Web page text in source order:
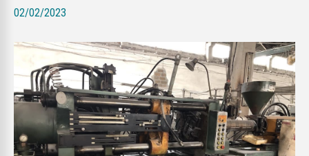
ПЕРЕЙТИ НА
02/02/2023